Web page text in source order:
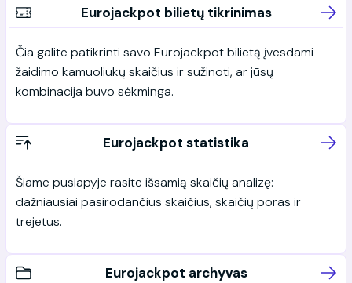
Eurojackpot bilietų tikrinimas
Čia galite patikrinti savo Eurojackpot bilietą įvesdami
žaidimo kamuoliukų skaičius ir sužinoti, ar jūsų
kombinacija buvo sėkminga.
Eurojackpot statistika
Šiame puslapyje rasite išsamią skaičių analizę:
dažniausiai pasirodančius skaičius, skaičių poras ir
trejetus.
Eurojackpot archyvas